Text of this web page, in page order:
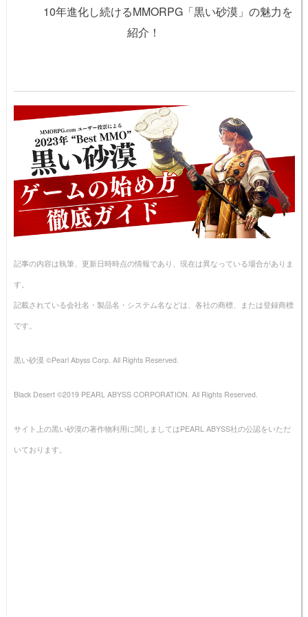
10年進化し続けるMMORPG「黒い砂漠」の魅力を
紹介！
記事の内容は執筆、更新日時時点の情報であり、現在は異なっている場合がありま
す。
記載されている会社名・製品名・システム名などは、各社の商標、または登録商標
です。
黒い砂漠 ©Pearl Abyss Corp. All Rights Reserved.
Black Desert ©2019 PEARL ABYSS CORPORATION. All Rights Reserved.
サイト上の黒い砂漠の著作物利用に関しましてはPEARL ABYSS社の公認をいただ
いております。